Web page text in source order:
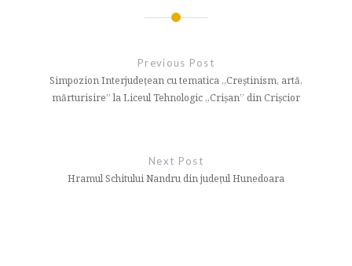
articole
Previous Post
Simpozion Interjudețean cu tematica „Creștinism, artă,
mărturisire” la Liceul Tehnologic „Crișan” din Crișcior
Next Post
Hramul Schitului Nandru din județul Hunedoara